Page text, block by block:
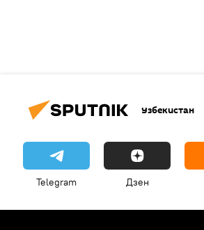
Узбекистан
Telegram Дзен